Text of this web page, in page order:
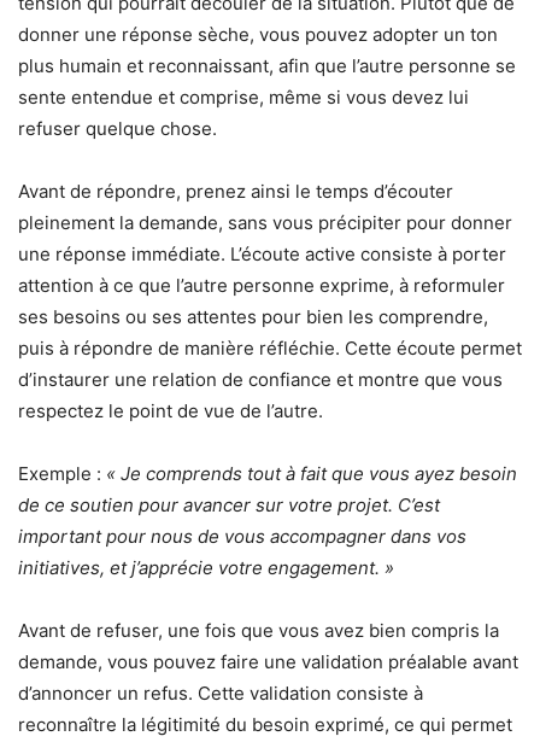
donner une réponse sèche, vous pouvez adopter un ton
plus humain et reconnaissant, afin que l’autre personne se
sente entendue et comprise, même si vous devez lui
refuser quelque chose.
Avant de répondre, prenez ainsi le temps d’écouter
pleinement la demande, sans vous précipiter pour donner
une réponse immédiate. L’écoute active consiste à porter
attention à ce que l’autre personne exprime, à reformuler
ses besoins ou ses attentes pour bien les comprendre,
puis à répondre de manière réfléchie. Cette écoute permet
d’instaurer une relation de confiance et montre que vous
respectez le point de vue de l’autre.
Exemple : « Je comprends tout à fait que vous ayez besoin
de ce soutien pour avancer sur votre projet. C’est
important pour nous de vous accompagner dans vos
initiatives, et j’apprécie votre engagement. »
Avant de refuser, une fois que vous avez bien compris la
demande, vous pouvez faire une validation préalable avant
d’annoncer un refus. Cette validation consiste à
reconnaître la légitimité du besoin exprimé, ce qui permet